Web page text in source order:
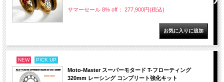
サマーセール 8% off： 277,900円(税込)
NEW PICK UP
Moto-Master スーパーモタード T-フローティング
320mm レーシング コンプリート強化キット